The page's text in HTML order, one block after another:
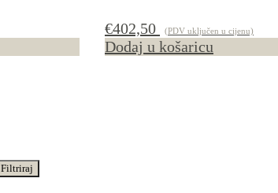
€402,50 (PDV uključen u cijenu)
Dodaj u košaricu
Filtriraj